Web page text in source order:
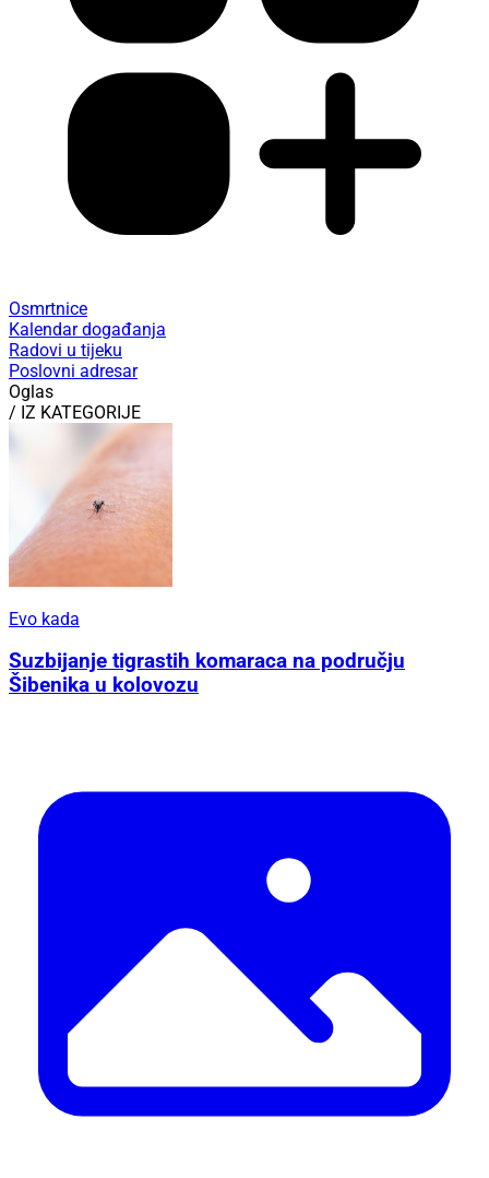
Osmrtnice
Kalendar događanja
Radovi u tijeku
Poslovni adresar
Oglas
/ IZ KATEGORIJE
Evo kada
Suzbijanje tigrastih komaraca na području
Šibenika u kolovozu